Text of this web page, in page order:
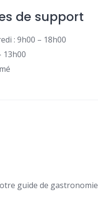
de support
: 9h00 – 18h00
13h00
guide de gastronomie